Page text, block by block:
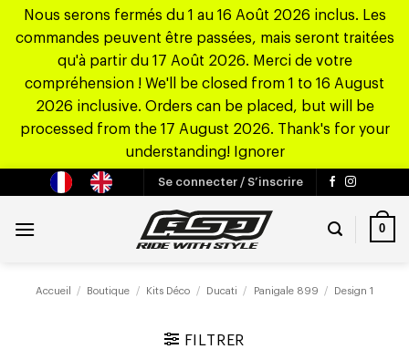
Nous serons fermés du 1 au 16 Août 2026 inclus. Les
commandes peuvent être passées, mais seront traitées
qu'à partir du 17 Août 2026. Merci de votre
compréhension ! We'll be closed from 1 to 16 August
2026 inclusive. Orders can be placed, but will be
processed from the 17 August 2026. Thank's for your
understanding! Ignorer
contenu
Se connecter / S’inscrire
0
Accueil / Boutique / Kits Déco / Ducati / Panigale 899 / Design 1
FILTRER